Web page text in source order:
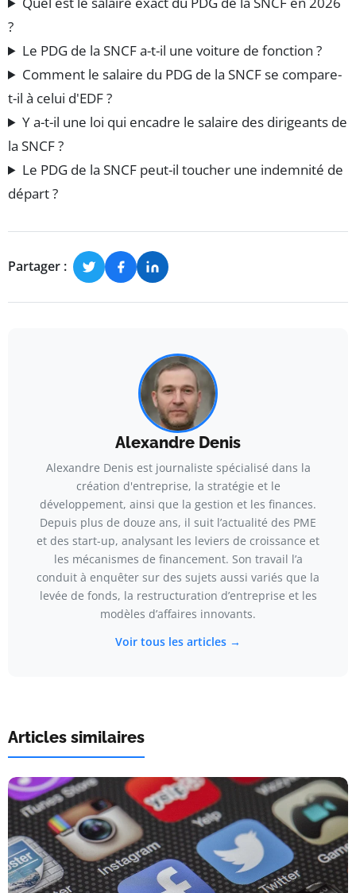
?
Le PDG de la SNCF a-t-il une voiture de fonction ?
Comment le salaire du PDG de la SNCF se compare-
t-il à celui d'EDF ?
Y a-t-il une loi qui encadre le salaire des dirigeants de
la SNCF ?
Le PDG de la SNCF peut-il toucher une indemnité de
départ ?
Partager :
Alexandre Denis
Alexandre Denis est journaliste spécialisé dans la
création d'entreprise, la stratégie et le
développement, ainsi que la gestion et les finances.
Depuis plus de douze ans, il suit l’actualité des PME
et des start-up, analysant les leviers de croissance et
les mécanismes de financement. Son travail l’a
conduit à enquêter sur des sujets aussi variés que la
levée de fonds, la restructuration d’entreprise et les
modèles d’affaires innovants.
Voir tous les articles →
Articles similaires